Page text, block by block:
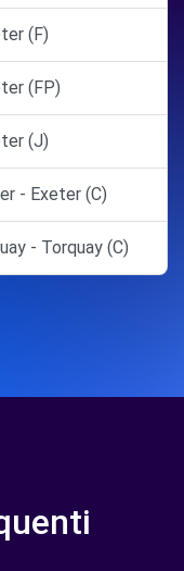
(F)
(FP)
(J)
- Exeter (C)
- Torquay (C)